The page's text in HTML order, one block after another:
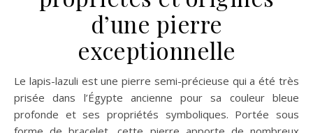
d’une pierre
exceptionnelle
Le lapis-lazuli est une pierre semi-précieuse qui a été très
prisée dans l’Égypte ancienne pour sa couleur bleue
profonde et ses propriétés symboliques. Portée sous